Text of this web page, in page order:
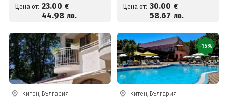
Цена от: 23.00 €
44.98 лв.
Цена от: 30.00 €
58.67 лв.
Китен, България
-15%
Китен, България